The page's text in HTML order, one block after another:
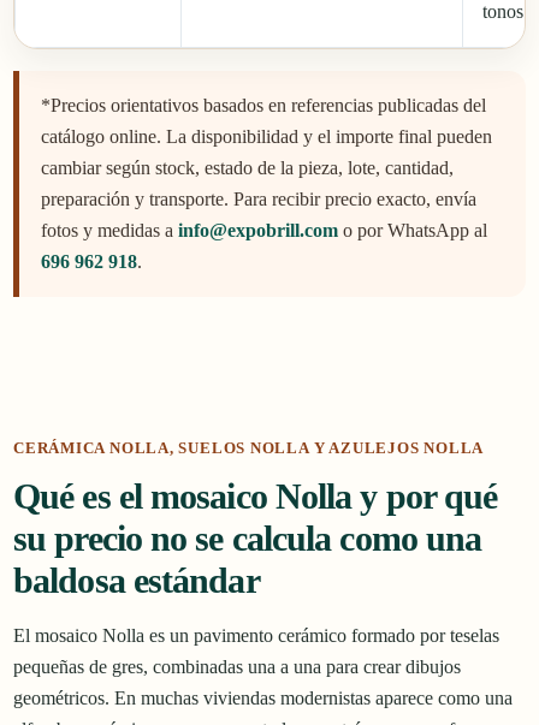
tonos.
*Precios orientativos basados en referencias publicadas del
catálogo online. La disponibilidad y el importe final pueden
cambiar según stock, estado de la pieza, lote, cantidad,
preparación y transporte. Para recibir precio exacto, envía
fotos y medidas a info@expobrill.com o por WhatsApp al
696 962 918.
CERÁMICA NOLLA, SUELOS NOLLA Y AZULEJOS NOLLA
Qué es el mosaico Nolla y por qué
su precio no se calcula como una
baldosa estándar
El mosaico Nolla es un pavimento cerámico formado por teselas
pequeñas de gres, combinadas una a una para crear dibujos
geométricos. En muchas viviendas modernistas aparece como una